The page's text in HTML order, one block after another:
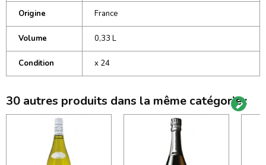
Origine France
Volume 0,33 L
Condition x 24
30 autres produits dans la même catégorie :